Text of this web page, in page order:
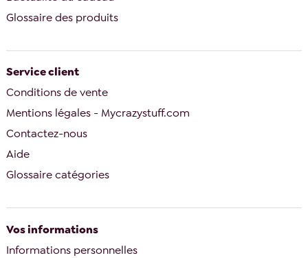
Glossaire des produits
Service client
Conditions de vente
Mentions légales - Mycrazystuff.com
Contactez-nous
Aide
Glossaire catégories
Vos informations
Informations personnelles